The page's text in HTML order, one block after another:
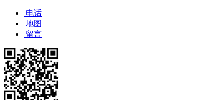
电话
地图
留言